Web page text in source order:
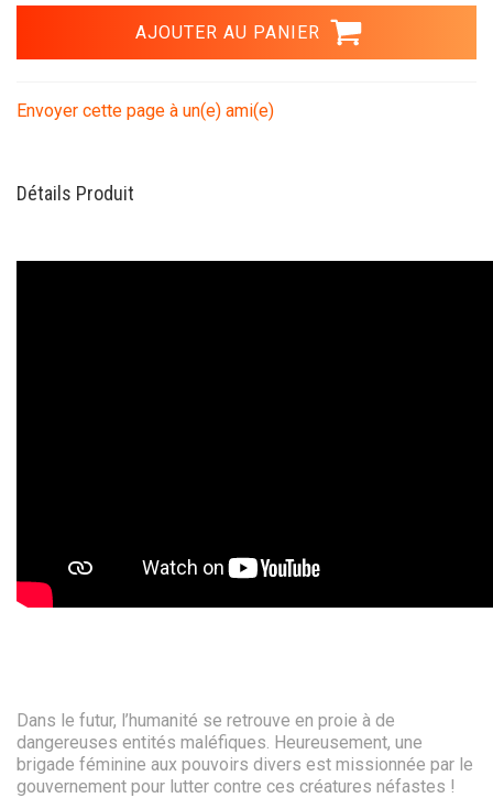
Envoyer cette page à un(e) ami(e)
Détails Produit
Dans le futur, l’humanité se retrouve en proie à de
dangereuses entités maléfiques. Heureusement, une
brigade féminine aux pouvoirs divers est missionnée par le
gouvernement pour lutter contre ces créatures néfastes !